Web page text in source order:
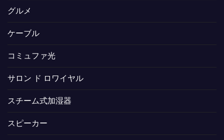
グルメ
ケーブル
コミュファ光
サロン ド ロワイヤル
スチーム式加湿器
スピーカー